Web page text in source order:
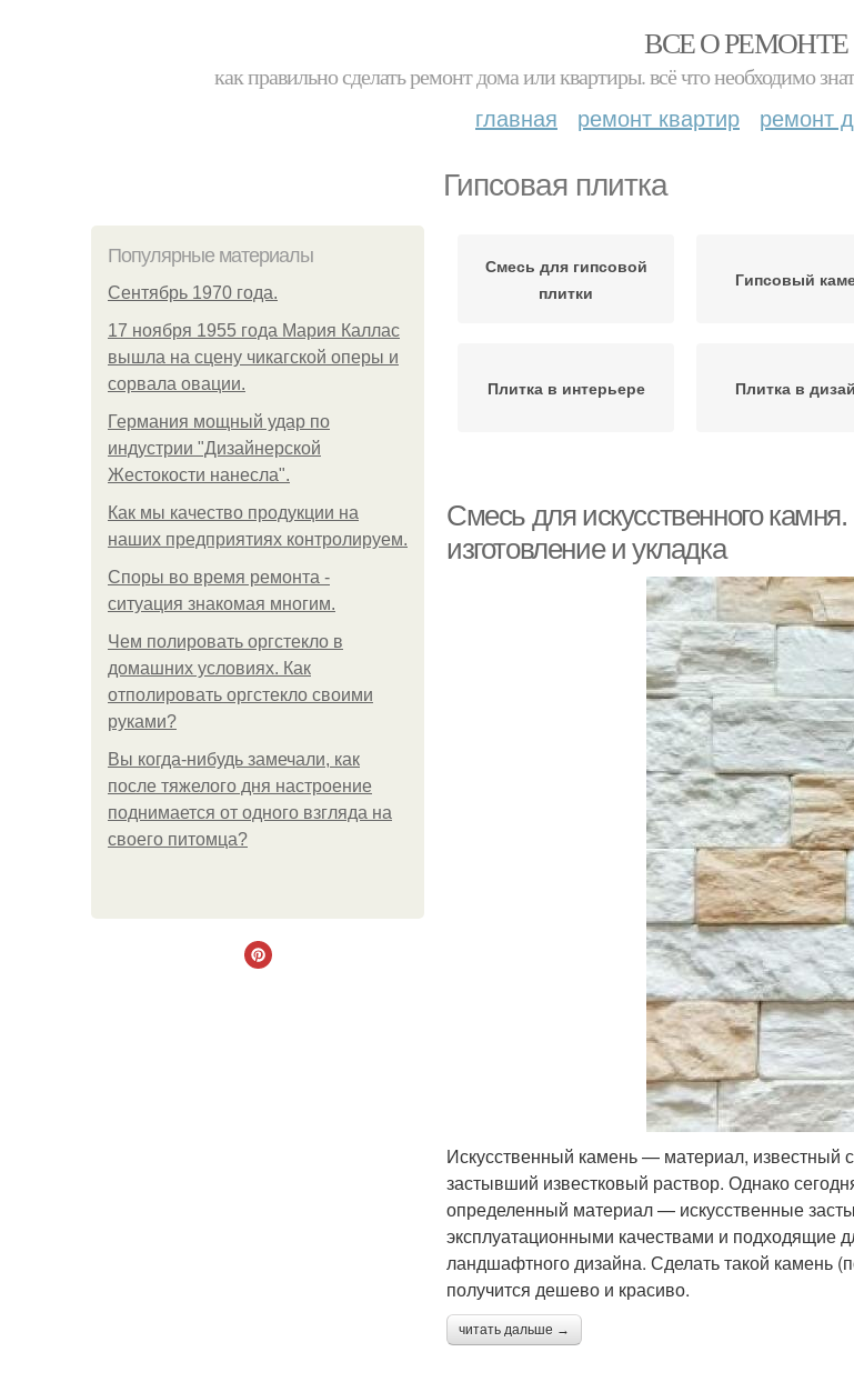
ВСЕ О РЕМОНТЕ
как правильно сделать ремонт дома или квартиры. всё что необходимо
главная ремонт квартир ремонт
Гипсовая плитка
Популярные материалы
Сентябрь 1970 года.
17 ноября 1955 года Мария Каллас
вышла на сцену чикагской оперы и
сорвала овации.
Германия мощный удар по
индустрии "Дизайнерской
Жестокости нанесла".
Как мы качество продукции на
наших предприятиях контролируем.
Споры во время ремонта -
ситуация знакомая многим.
Чем полировать оргстекло в
домашних условиях. Как
отполировать оргстекло своими
руками?
Вы когда-нибудь замечали, как
после тяжелого дня настроение
поднимается от одного взгляда на
своего питомца?
Смесь для гипсовой
плитки
Гипсовый
Плитка в интерьере Плитка в
Смесь для искусственного
изготовление и укладка
Искусственный камень — материал, известный
застывший известковый раствор. Однако
определенный материал — искусственные
эксплуатационными качествами и подходящие
ландшафтного дизайна. Сделать такой камень
получится дешево и красиво.
читать дальше →